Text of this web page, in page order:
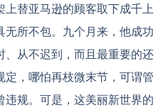
替亚马逊的顾客取下成千上
所不包。九个月来，他成功
从不迟到，而且最重要的还
，哪怕再枝微末节，可谓管
规。可是，这美丽新世界的